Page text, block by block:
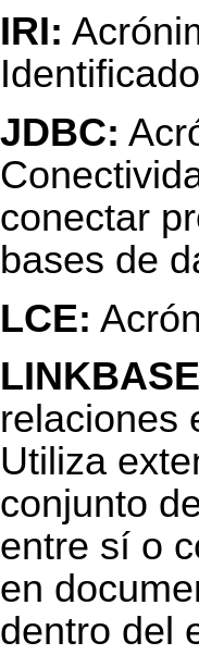
IRI:
JDBC:
conectar
bases de
LCE:
relaciones
Utiliza
conjunto
entre sí o
en
dentro del